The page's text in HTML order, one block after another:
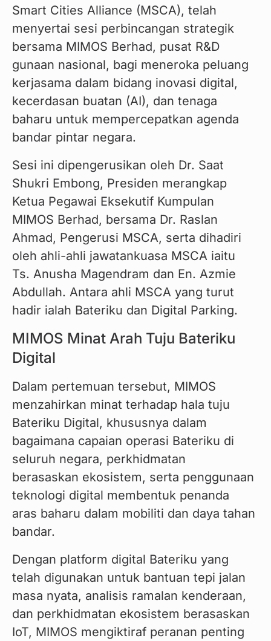
Smart Cities Alliance (MSCA), telah
menyertai sesi perbincangan strategik
bersama MIMOS Berhad, pusat R&D
gunaan nasional, bagi meneroka peluang
kerjasama dalam bidang inovasi digital,
kecerdasan buatan (AI), dan tenaga
baharu untuk mempercepatkan agenda
bandar pintar negara.
Sesi ini dipengerusikan oleh Dr. Saat
Shukri Embong, Presiden merangkap
Ketua Pegawai Eksekutif Kumpulan
MIMOS Berhad, bersama Dr. Raslan
Ahmad, Pengerusi MSCA, serta dihadiri
oleh ahli-ahli jawatankuasa MSCA iaitu
Ts. Anusha Magendram dan En. Azmie
Abdullah. Antara ahli MSCA yang turut
hadir ialah Bateriku dan Digital Parking.
MIMOS Minat Arah Tuju Bateriku
Digital
Dalam pertemuan tersebut, MIMOS
menzahirkan minat terhadap hala tuju
Bateriku Digital, khususnya dalam
bagaimana capaian operasi Bateriku di
seluruh negara, perkhidmatan
berasaskan ekosistem, serta penggunaan
teknologi digital membentuk penanda
aras baharu dalam mobiliti dan daya tahan
bandar.
Dengan platform digital Bateriku yang
telah digunakan untuk bantuan tepi jalan
masa nyata, analisis ramalan kenderaan,
dan perkhidmatan ekosistem berasaskan
IoT, MIMOS mengiktiraf peranan penting